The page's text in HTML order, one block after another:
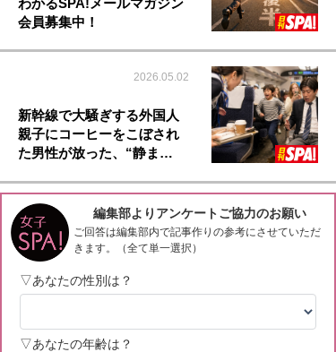
わかるSPA!メールマガジン
会員募集中！
2026.05.02
新幹線で大騒ぎする外国人
親子にコーヒーをこぼされ
た男性が放った、“静ま…